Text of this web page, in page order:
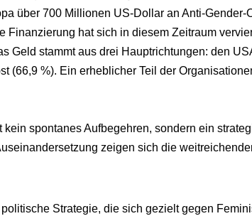
über 700 Millionen US-Dollar an Anti-Gender-
Finanzierung hat sich in diesem Zeitraum
Geld stammt aus drei Hauptrichtungen: den
(66,9 %). Ein erheblicher Teil der
spontanes Aufbegehren, sondern ein
zeigen sich die
Strategie, die sich gezielt gegen